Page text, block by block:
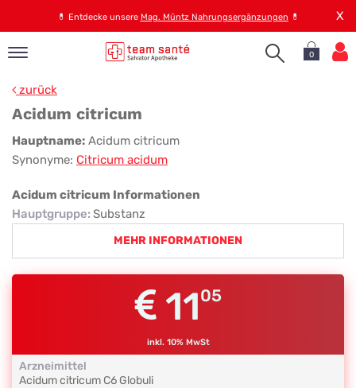
💊 Entdecke unsere Mag. Müntz Nahrungsergänzungen 💊 X
0
zurück
Acidum citricum
Acidum
citricum
Hauptname: Acidum citricum
Synonyme: Citricum acidum
Acidum citricum Informationen
Hauptgruppe: Substanz
MEHR INFORMATIONEN
1105
inkl. 10% MwSt
Arzneimittel
Acidum citricum C6 Globuli